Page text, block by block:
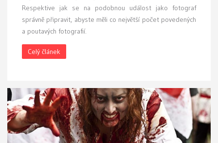
Respektive jak se na podobnou událost jako fotograf
správně připravit, abyste měli co největší počet povedených
a poutavých fotografií.
Celý článek